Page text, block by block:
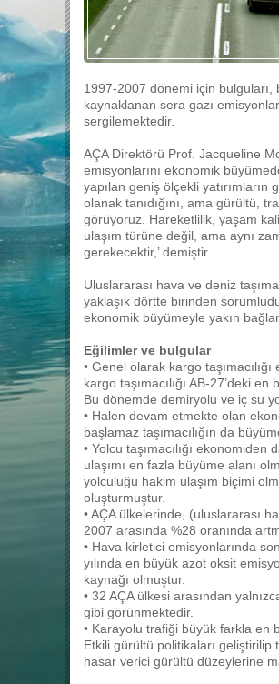
1997-2007 dönemi için
kaynaklanan sera gazı
sergilemektedir.
AÇA Direktörü Prof. Jacqueline
emisyonlarını ekonomik
yapılan geniş ölçekli
olanak tanıdığını, ama gürültü,
görüyoruz. Hareketlilik, yaşam
ulaşım türüne değil, ama aynı
gerekecektir,’ demiştir.
Uluslararası hava ve deniz
yaklaşık dörtte birinden
ekonomik büyümeyle yakın
Eğilimler ve bulgular
• Genel olarak kargo
kargo taşımacılığı AB-27’deki
Bu dönemde demiryolu ve iç su
• Halen devam etmekte olan
başlamaz taşımacılığın da
• Yolcu taşımacılığı
ulaşımı en fazla büyüme alanı
yolculuğu hakim ulaşım biçimi
oluşturmuştur.
• AÇA ülkelerinde, (uluslararası
2007 arasında %28 oranında
• Hava kirletici emisyonlarında
yılında en büyük azot oksit
kaynağı olmuştur.
• 32 AÇA ülkesi arasından
gibi görünmektedir.
• Karayolu trafiği büyük farkla en
Etkili gürültü politikaları
hasar verici gürültü düzeylerine